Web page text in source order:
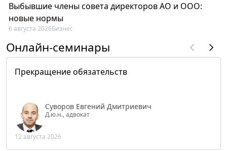
Выбывшие члены совета директоров АО и ООО:
новые нормы
6 августа 2026Бизнес
Онлайн-семинары
Прекращение обязательств
Суворов Евгений Дмитриевич
Д.ю.н., адвокат
12 августа 2026